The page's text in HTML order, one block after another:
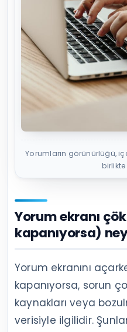
Yorumların görünürlüğü,
Yorum ekranı
kapanıyorsa)
Yorum ekranını
kapanıyorsa, sorun
kaynakları veya
verisiyle ilgilidir.